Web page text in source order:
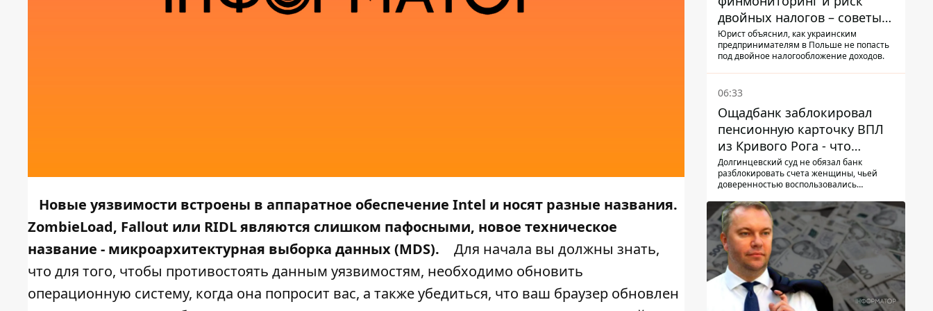
Новые уязвимости встроены в аппаратное обеспечение Intel и носят разные названия.
ZombieLoad, Fallout или RIDL являются слишком пафосными, новое техническое
название - микроархитектурная выборка данных (MDS).
Для начала вы должны знать,
что для того, чтобы противостоять данным уязвимостям, необходимо обновить
операционную систему, когда она попросит вас, а также убедиться, что ваш браузер обновлен
двойных налогов – советы
украинцам в Польше
Юрист объяснил, как украинским
предпринимателям в Польше не попасть
под двойное налогообложение доходов.
06:33
Ощадбанк заблокировал
пенсионную карточку ВПЛ
из Кривого Рога - что
решил суд
Долгинцевский суд не обязал банк
разблокировать счета женщины, чьей
доверенностью воспользовались